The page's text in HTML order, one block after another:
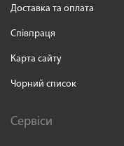
Доставка та оплата
Співпраця
Карта сайту
Чорний список
Сервіси